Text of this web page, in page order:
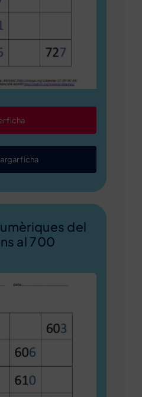
ficha
ficha
del
al 700